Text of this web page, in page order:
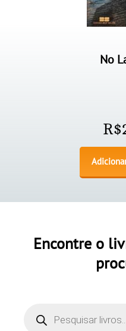
No
R$
Encontre o